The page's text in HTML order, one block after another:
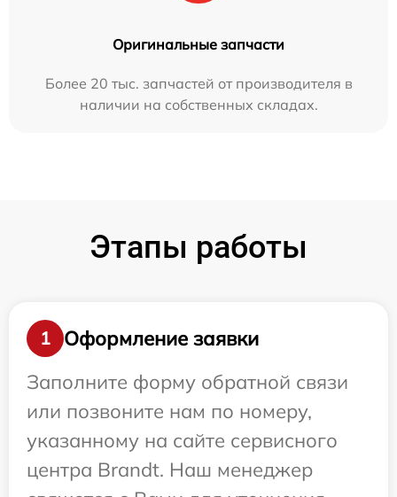
Оригинальные запчасти
Более 20 тыс. запчастей от производителя в
наличии на собственных складах.
Этапы работы
1
Оформление заявки
Заполните форму обратной связи
или позвоните нам по номеру,
указанному на сайте сервисного
центра Brandt. Наш менеджер